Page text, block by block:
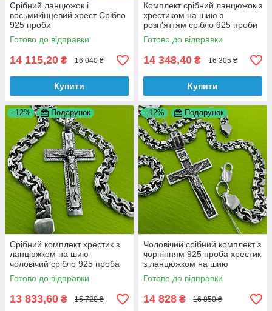
Срібний ланцюжок і
восьмикінцевий хрест Срібло
925 проби
Готово до відправки
14 115,20 ₴ 16 040 ₴
Купити
Комплект срібний ланцюжок з
хрестиком на шию з
розп'яттям срібло 925 проби
Готово до відправки
14 348,40 ₴ 16 305 ₴
Купити
–12% Подарунок
Срібний комплект хрестик з
ланцюжком на шию
чоловічий срібло 925 проба
Готово до відправки
13 833,60 ₴ 15 720 ₴
–12% Подарунок
Чоловічий срібний комплект з
чорнінням 925 проба хрестик
з ланцюжком на шию
Готово до відправки
14 828 ₴ 16 850 ₴